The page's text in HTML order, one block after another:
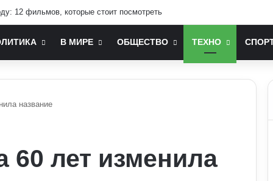
12 фильмов, которые стоит посмотреть
В МИРЕ ОБЩЕСТВО ТЕХНО
название
60 лет изменила